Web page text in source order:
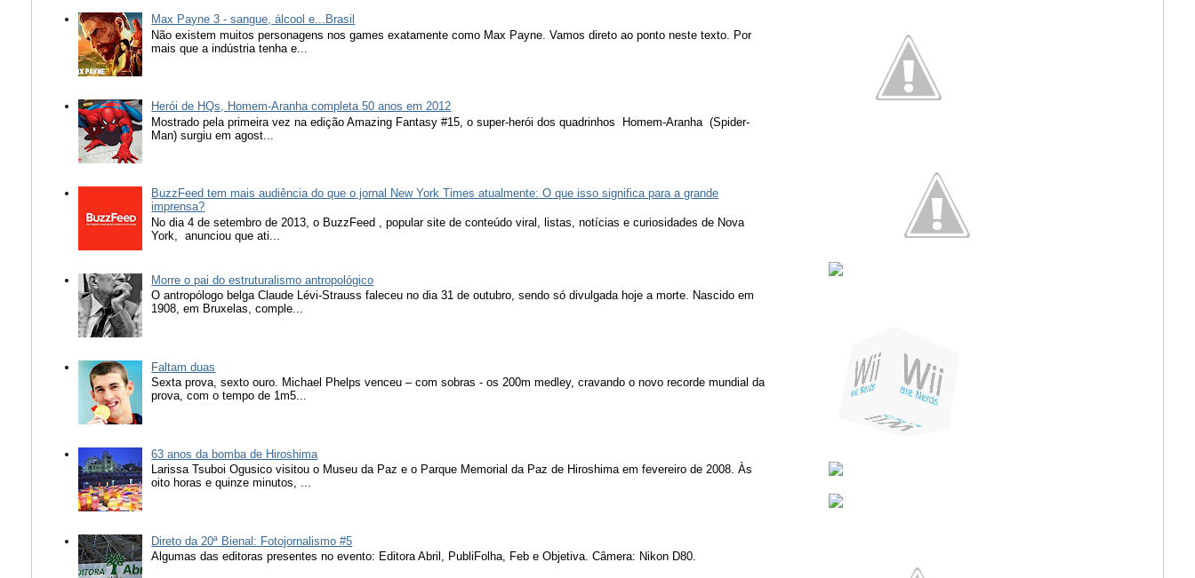
Max Payne 3 - sangue, álcool e...Brasil
Não existem muitos personagens nos games exatamente como Max Payne. Vamos direto ao ponto neste texto. Por
mais que a indústria tenha e...
Herói de HQs, Homem-Aranha completa 50 anos em 2012
Mostrado pela primeira vez na edição Amazing Fantasy #15, o super-herói dos quadrinhos Homem-Aranha (Spider-
Man) surgiu em agost...
BuzzFeed tem mais audiência do que o jornal New York Times atualmente: O que isso significa para a grande
imprensa?
No dia 4 de setembro de 2013, o BuzzFeed , popular site de conteúdo viral, listas, notícias e curiosidades de Nova
York, anunciou que ati...
Morre o pai do estruturalismo antropológico
O antropólogo belga Claude Lévi-Strauss faleceu no dia 31 de outubro, sendo só divulgada hoje a morte. Nascido em
1908, em Bruxelas, comple...
Faltam duas
Sexta prova, sexto ouro. Michael Phelps venceu – com sobras - os 200m medley, cravando o novo recorde mundial da
prova, com o tempo de 1m5...
63 anos da bomba de Hiroshima
Larissa Tsuboi Ogusico visitou o Museu da Paz e o Parque Memorial da Paz de Hiroshima em fevereiro de 2008. Às
oito horas e quinze minutos, ...
Direto da 20ª Bienal: Fotojornalismo #5
Algumas das editoras presentes no evento: Editora Abril, PubliFolha, Feb e Objetiva. Câmera: Nikon D80.